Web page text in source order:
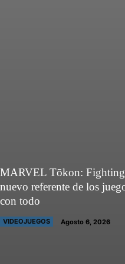
MARVEL Tōkon: Fighting
nuevo referente de los
con todo
VIDEOJUEGOS Agosto 6, 2026